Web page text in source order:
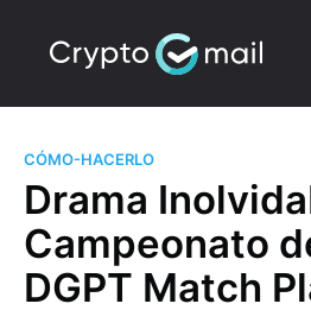
CÓMO-HACERLO
Drama
Campeonato
DGPT Match